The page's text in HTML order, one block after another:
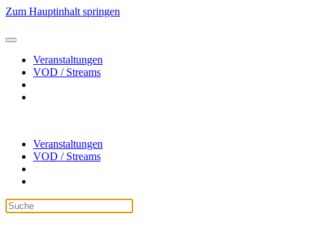
Zum Hauptinhalt springen
Veranstaltungen
VOD / Streams
Veranstaltungen
VOD / Streams